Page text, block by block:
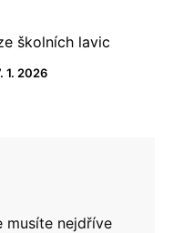
školních lavic
1. 2026
musíte nejdříve